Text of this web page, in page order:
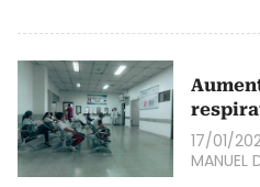
17/01/
MANUEL